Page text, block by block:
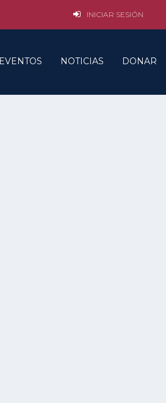
INICIAR SESIÓN
EVENTOS NOTICIAS DONAR